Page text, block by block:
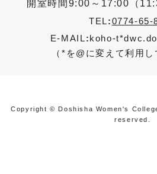
開室時間9:00～17:00（
TEL:0774-65-
E-MAIL:koho-
（*を@に変えて利用し
Copyright © Doshisha Women's
reserved.